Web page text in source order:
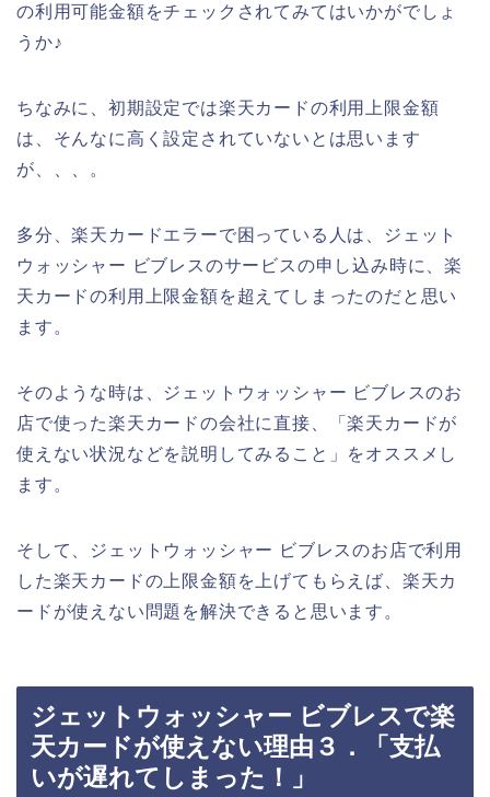
の利用可能金額をチェックされてみてはいかがでしょ
うか♪
ちなみに、初期設定では楽天カードの利用上限金額
は、そんなに高く設定されていないとは思います
が、、、。
多分、楽天カードエラーで困っている人は、ジェット
ウォッシャー ビブレスのサービスの申し込み時に、楽
天カードの利用上限金額を超えてしまったのだと思い
ます。
そのような時は、ジェットウォッシャー ビブレスのお
店で使った楽天カードの会社に直接、「楽天カードが
使えない状況などを説明してみること」をオススメし
ます。
そして、ジェットウォッシャー ビブレスのお店で利用
した楽天カードの上限金額を上げてもらえば、楽天カ
ードが使えない問題を解決できると思います。
ジェットウォッシャー ビブレスで楽
天カードが使えない理由３．「支払
いが遅れてしまった！」